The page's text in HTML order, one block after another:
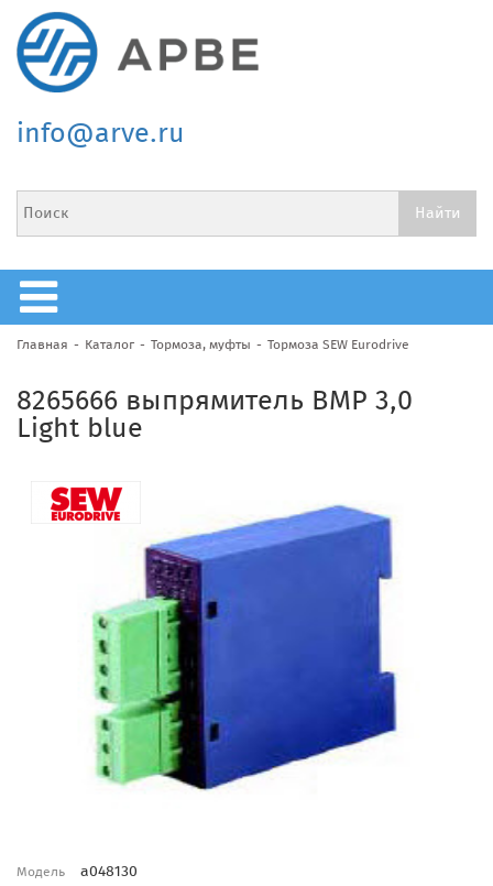
info@arve.ru
Главная Каталог Тормоза, муфты Тормоза SEW Eurodrive
8265666 выпрямитель BMP 3,0
Light blue
Модель a048130